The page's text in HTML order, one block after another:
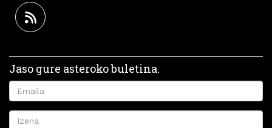
Jaso gure asteroko buletina.